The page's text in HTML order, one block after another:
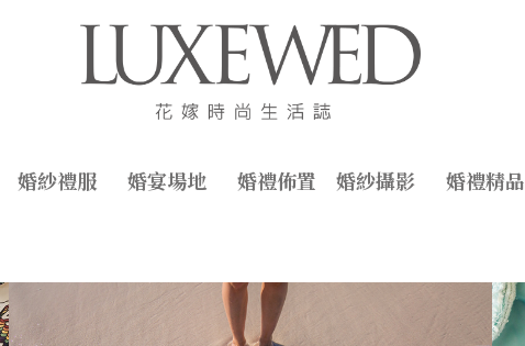
婚紗禮服 婚宴場地 婚禮佈置 婚紗攝影 婚禮精品